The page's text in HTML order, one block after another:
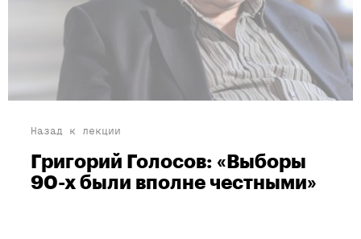
Назад к лекции
Григорий Голосов: «Выборы
90-х были вполне честными»